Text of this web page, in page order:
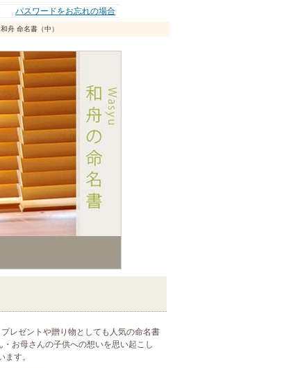
パスワードをお忘れの場合
舟 命名書（中）
レゼントや贈り物としても人気の命名書
お母さんの子供への想いを思い起こし
す。